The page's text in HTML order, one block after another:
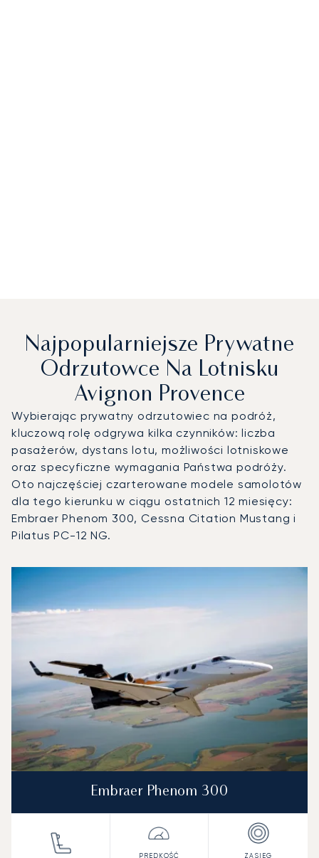
Najpopularniejsze Prywatne
Odrzutowce Na Lotnisku
Avignon Provence
Wybierając prywatny odrzutowiec na podróż,
kluczową rolę odgrywa kilka czynników: liczba
pasażerów, dystans lotu, możliwości lotniskowe
oraz specyficzne wymagania Państwa podróży.
Oto najczęściej czarterowane modele samolotów
dla tego kierunku w ciągu ostatnich 12 miesięcy:
Embraer Phenom 300, Cessna Citation Mustang i
Pilatus PC-12 NG.
Zdjęcie samolotu
Model samolotu
Prędkość (km/h)
Prędkość (węzły)
Zasięg (NM)
Embraer Phenom 300